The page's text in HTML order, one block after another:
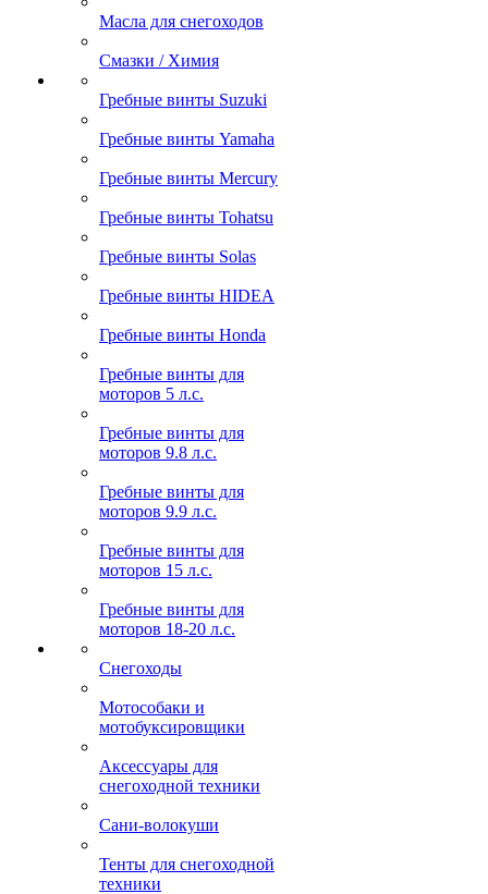
Масла для снегоходов
Смазки / Химия
Гребные винты Suzuki
Гребные винты Yamaha
Гребные винты Mercury
Гребные винты Tohatsu
Гребные винты Solas
Гребные винты HIDEA
Гребные винты Honda
Гребные винты для
моторов 5 л.с.
Гребные винты для
моторов 9.8 л.с.
Гребные винты для
моторов 9.9 л.с.
Гребные винты для
моторов 15 л.с.
Гребные винты для
моторов 18-20 л.с.
Снегоходы
Мотособаки и
мотобуксировщики
Аксессуары для
снегоходной техники
Сани-волокуши
Тенты для снегоходной
техники